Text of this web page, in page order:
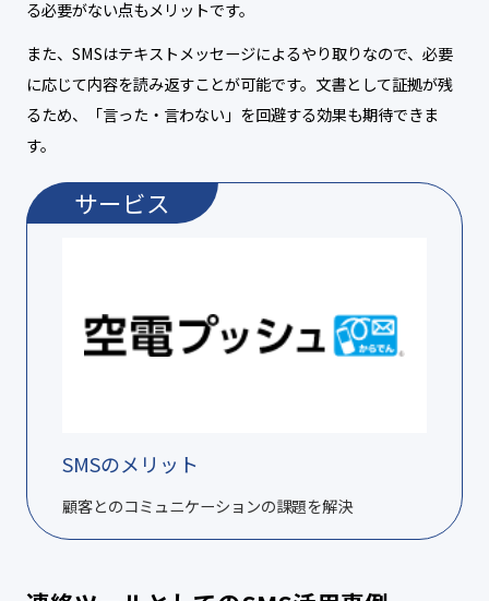
る必要がない点もメリットです。
また、SMSはテキストメッセージによるやり取りなので、必要
に応じて内容を読み返すことが可能です。文書として証拠が残
るため、「言った・言わない」を回避する効果も期待できま
す。
サービス
SMSのメリット
顧客とのコミュニケーションの課題を解決